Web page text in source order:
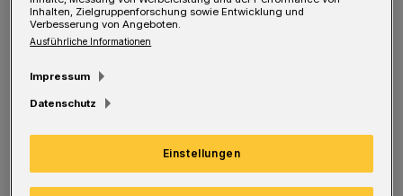
Fabian Gutbrod saß zwar auf der Bank, konnte
Rückraumspieler hatte sich auf der Hinfahrt
einen Nerv eingeklemmt.
Trotz alledem lieferte der BHC vor der Pause
eine hoch konzentrierte Leistung ab. Und zwar
Inhalten, Zielgruppenforschung sowie Entwicklung und
Verbesserung von Angeboten.
Ausführliche Informationen
Impressum
Datenschutz
Einstellungen